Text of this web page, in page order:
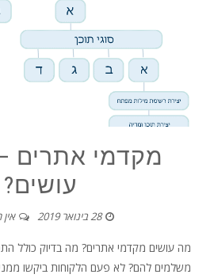
מקדמי אתרים
עושים?
28 בינואר 2019 אין
מה עושים מקדמי אתרים? מה בדיוק כולל
משלמים להם? לא פעם הלקוחות ביקשו